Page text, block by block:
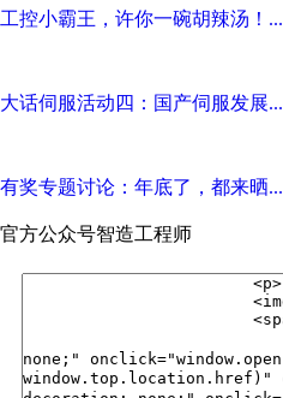
工控小霸王，许你一碗胡辣汤！...
大话伺服活动四：国产伺服发展...
有奖专题讨论：年底了，都来晒...
官方公众号智造工程师